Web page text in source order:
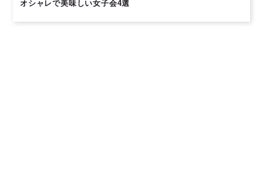
オシャレで美味しい女子会4選